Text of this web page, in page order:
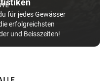
für jedes Gewässer
erfolgreichsten
und Beisszeiten!